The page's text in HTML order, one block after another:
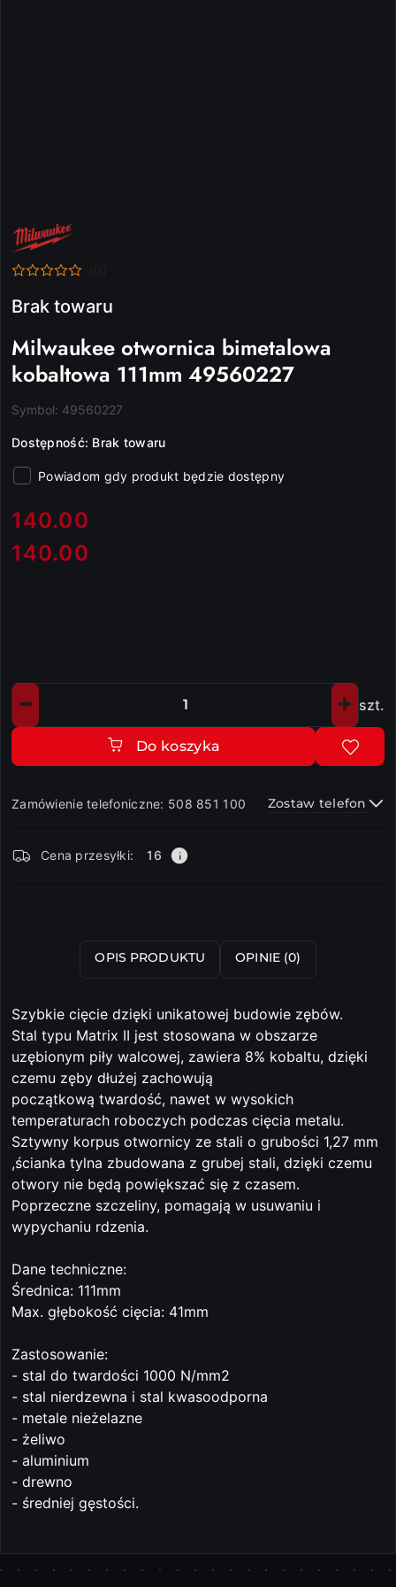
NAZWA
PRODUCENTA:
MILWAUKEE
Brak towaru
Milwaukee otwornica bimetalowa
kobaltowa 111mm 49560227
Symbol: 49560227
Dostępność: Brak towaru
Powiadom gdy produkt będzie dostępny
cena:
140.00
Cena:
140.00
Ilość szt.
Do koszyka
Zamówienie telefoniczne: 508 851 100 Zostaw telefon
i
Cena przesyłki: 16
OPIS PRODUKTU OPINIE (0)
Szybkie cięcie dzięki unikatowej budowie zębów.
Stal typu Matrix II jest stosowana w obszarze
uzębionym piły walcowej, zawiera 8% kobaltu, dzięki
czemu zęby dłużej zachowują
początkową twardość, nawet w wysokich
temperaturach roboczych podczas cięcia metalu.
Sztywny korpus otwornicy ze stali o grubości 1,27 mm
,ścianka tylna zbudowana z grubej stali, dzięki czemu
otwory nie będą powiększać się z czasem.
Poprzeczne szczeliny, pomagają w usuwaniu i
wypychaniu rdzenia.
Dane techniczne:
Średnica: 111mm
Max. głębokość cięcia: 41mm
Zastosowanie:
- stal do twardości 1000 N/mm2
- stal nierdzewna i stal kwasoodporna
- metale nieżelazne
- żeliwo
- aluminium
- drewno
- średniej gęstości.